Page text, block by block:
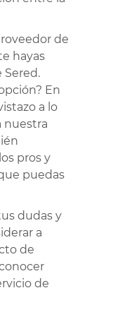
de
hayas
En
a lo
nuestra
pros y
puedas
dudas y
a
de
de